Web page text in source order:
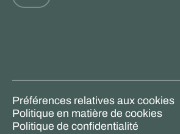
Préférences relatives aux cookies
Politique en matière de cookies
Politique de confidentialité